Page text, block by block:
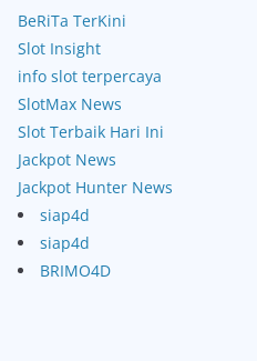
BeRiTa TerKini
Slot Insight
info slot terpercaya
SlotMax News
Slot Terbaik Hari Ini
Jackpot News
Jackpot Hunter News
siap4d
siap4d
BRIMO4D